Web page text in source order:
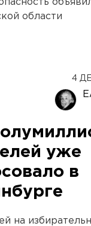
области
4
уже
в
на